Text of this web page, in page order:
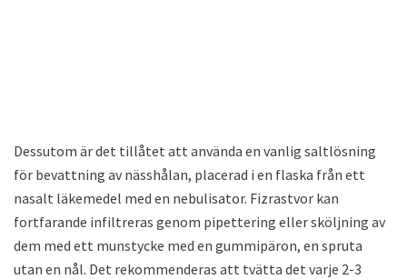
Dessutom är det tillåtet att använda en vanlig saltlösning
för bevattning av nässhålan, placerad i en flaska från ett
nasalt läkemedel med en nebulisator. Fizrastvor kan
fortfarande infiltreras genom pipettering eller sköljning av
dem med ett munstycke med en gummipäron, en spruta
utan en nål. Det rekommenderas att tvätta det varje 2-3